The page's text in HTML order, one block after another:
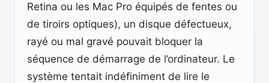
Retina ou les Mac Pro équipés de fentes ou
de tiroirs optiques), un disque défectueux,
rayé ou mal gravé pouvait bloquer la
séquence de démarrage de l’ordinateur. Le
système tentait indéfiniment de lire le